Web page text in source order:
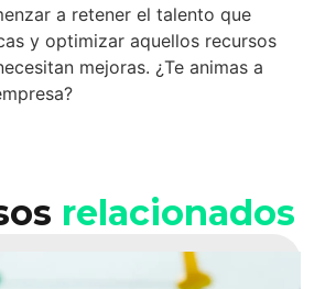
a retener el talento que
y optimizar aquellos recursos
mejoras. ¿Te animas a
relacionados